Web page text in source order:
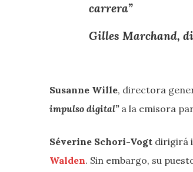
carrera”
Gilles Marchand,
Susanne Wille, directora
impulso digital”a la emisora
Séverine Schori-Vogt dirigirá
Walden. Sin embargo, su